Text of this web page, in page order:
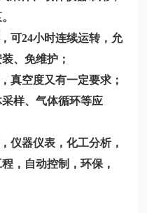
可24小时连续运转，允
、免维护；
真空度又有一定要求；
样、气体循环等应
仪器仪表，化工分析，
，自动控制，环保，